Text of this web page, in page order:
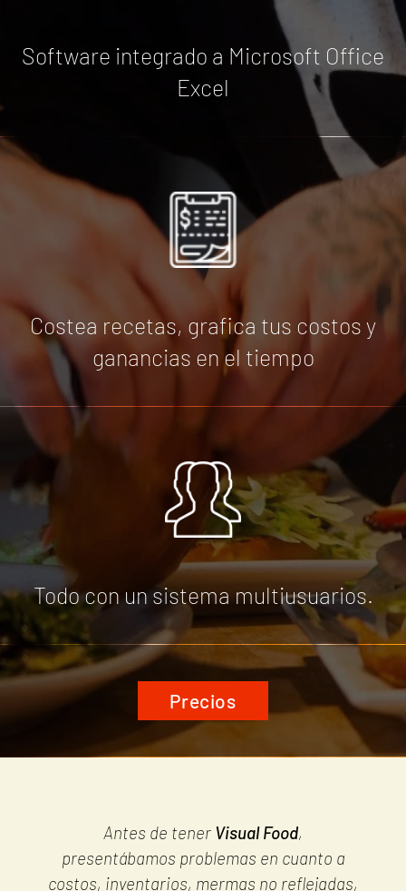
Software integrado a Microsoft Office
Excel
Costea recetas, grafica tus costos y
ganancias en el tiempo
Todo con un sistema multiusuarios.
Precios
Antes de tener Visual Food,
presentábamos problemas en cuanto a
costos, inventarios, mermas no reflejadas,